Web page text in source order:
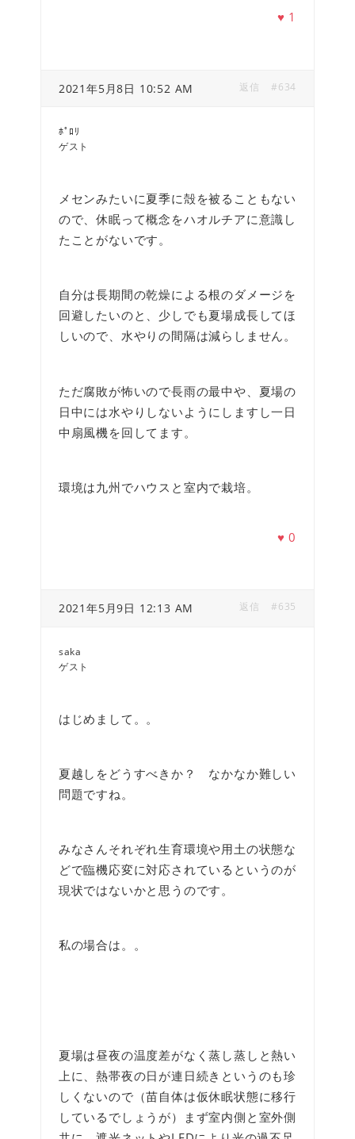
♥ 1
2021年5月8日 10:52 AM #634
返信
ﾎﾟﾛﾘ
ゲスト
メセンみたいに夏季に殻を被ることもない
ので、休眠って概念をハオルチアに意識し
たことがないです。
自分は長期間の乾燥による根のダメージを
回避したいのと、少しでも夏場成長してほ
しいので、水やりの間隔は減らしません。
ただ腐敗が怖いので長雨の最中や、夏場の
日中には水やりしないようにしますし一日
中扇風機を回してます。
環境は九州でハウスと室内で栽培。
♥0
2021年5月9日 12:13 AM #635
返信
saka
ゲスト
はじめまして。。
夏越しをどうすべきか？ なかなか難しい
問題ですね。
みなさんそれぞれ生育環境や用土の状態な
どで臨機応変に対応されているというのが
現状ではないかと思うのです。
私の場合は。。
夏場は昼夜の温度差がなく蒸し蒸しと熱い
上に、熱帯夜の日が連日続きというのも珍
しくないので（苗自体は仮休眠状態に移行
しているでしょうが）まず室内側と室外側